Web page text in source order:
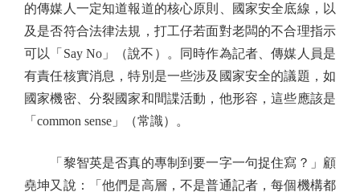
的傳媒人一定知道報道的核心原則、國家安全底線，以
及是否符合法律法規，打工仔若面對老闆的不合理指示
可以「Say No」（說不）。同時作為記者、傳媒人員是
有責任核實消息，特別是一些涉及國家安全的議題，如
國家機密、分裂國家和間諜活動，他形容，這些應該是
「common sense」（常識）。
「黎智英是否真的專制到要一字一句捉住寫？」顧
堯坤又說：「他們是高層，不是普通記者，每個機構都